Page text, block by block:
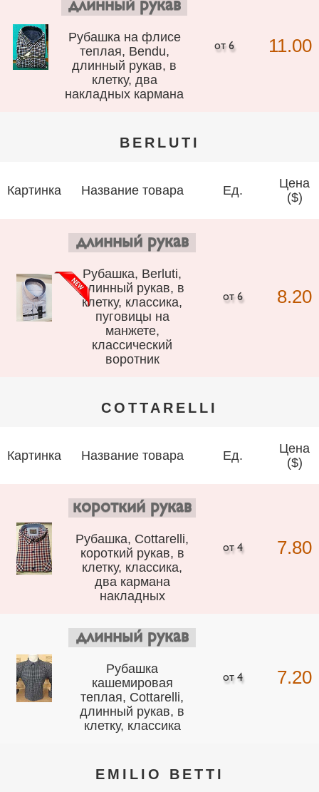
длинный рукав
Рубашка на флисе
теплая, Bendu,
длинный рукав, в
клетку, два
накладных кармана
11.00
BERLUTI
Картинка Название товара Ед.
Цена
($)
длинный рукав
Рубашка, Berluti,
длинный рукав, в
клетку, классика,
пуговицы на
манжете,
классический
воротник
8.20
COTTARELLI
Картинка Название товара Ед.
Цена
($)
короткий рукав
Рубашка, Cottarelli,
короткий рукав, в
клетку, классика,
два кармана
накладных
7.80
длинный рукав
Рубашка
кашемировая
теплая, Cottarelli,
длинный рукав, в
клетку, классика
7.20
EMILIO BETTI